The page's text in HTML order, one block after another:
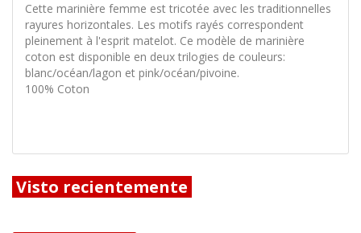
Cette marinière femme est tricotée avec les traditionnelles
rayures horizontales. Les motifs rayés correspondent
pleinement à l'esprit matelot. Ce modèle de marinière
coton est disponible en deux trilogies de couleurs:
blanc/océan/lagon et pink/océan/pivoine.
100% Coton
Visto recientemente